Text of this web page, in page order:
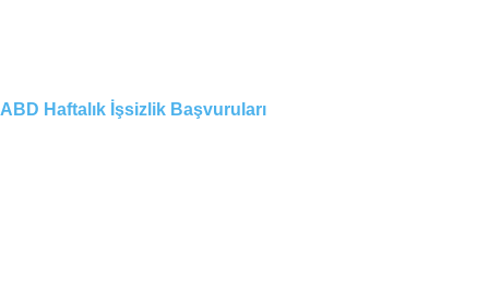
ABD Haftalık İşsizlik Başvuruları